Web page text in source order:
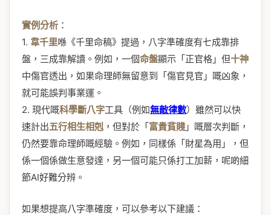
實例分析 ：
1. 韋千里喺《千里命稿》提過，八字準確度有七成靠排
盤，三成靠解讀。例如，一個命盤顯示「正官格」但十神
中傷官透出，如果命理師無留意到「傷官見官」嘅凶象，
就可能誤判事業運。
2. 現代嘅科學斷八字工具（例如無敵律數）雖然可以快
速計出五行相生相剋 ，但對於「富貴貧賤」嘅層次判斷，
仍然要靠命理師嘅經驗。例如，同樣係「財星為用」，但
係一個係做生意發達，另一個可能只係打工加薪，呢啲細
節AI好難分辨。
如果想提高八字準確度，可以參考以下建議：